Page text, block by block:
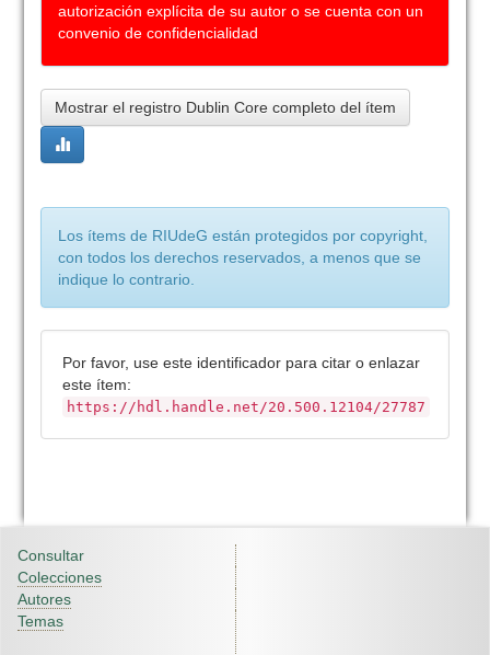
autorización explícita de su autor o se cuenta con un
convenio de confidencialidad
Mostrar el registro Dublin Core completo del ítem
Los ítems de RIUdeG están protegidos por copyright,
con todos los derechos reservados, a menos que se
indique lo contrario.
Por favor, use este identificador para citar o enlazar
este ítem:
https://hdl.handle.net/20.500.12104/27787
Consultar
Colecciones
Autores
Temas